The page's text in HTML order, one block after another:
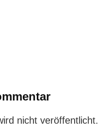
nicht veröffentlicht.